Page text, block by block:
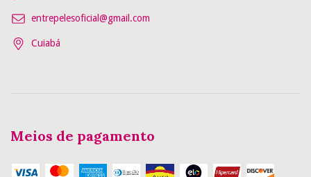
entrepelesoficial@gmail.com
Cuiabá
Meios de pagamento